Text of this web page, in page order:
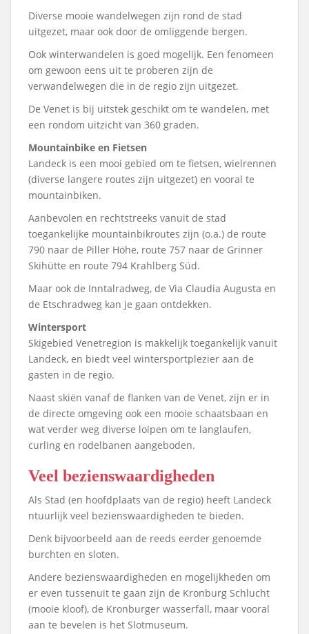
Diverse mooie wandelwegen zijn rond de stad
uitgezet, maar ook door de omliggende bergen.
Ook winterwandelen is goed mogelijk. Een fenomeen
om gewoon eens uit te proberen zijn de
verwandelwegen die in de regio zijn uitgezet.
De Venet is bij uitstek geschikt om te wandelen, met
een rondom uitzicht van 360 graden.
Mountainbike en Fietsen
Landeck is een mooi gebied om te fietsen, wielrennen
(diverse langere routes zijn uitgezet) en vooral te
mountainbiken.
Aanbevolen en rechtstreeks vanuit de stad
toegankelijke mountainbikroutes zijn (o.a.) de route
790 naar de Piller Höhe, route 757 naar de Grinner
Skihütte en route 794 Krahlberg Süd.
Maar ook de Inntalradweg, de Via Claudia Augusta en
de Etschradweg kan je gaan ontdekken.
Wintersport
Skigebied Venetregion is makkelijk toegankelijk vanuit
Landeck, en biedt veel wintersportplezier aan de
gasten in de regio.
Naast skiën vanaf de flanken van de Venet, zijn er in
de directe omgeving ook een mooie schaatsbaan en
wat verder weg diverse loipen om te langlaufen,
curling en rodelbanen aangeboden.
Veel bezienswaardigheden
Als Stad (en hoofdplaats van de regio) heeft Landeck
ntuurlijk veel bezienswaardigheden te bieden.
Denk bijvoorbeeld aan de reeds eerder genoemde
burchten en sloten.
Andere bezienswaardigheden en mogelijkheden om
er even tussenuit te gaan zijn de Kronburg Schlucht
(mooie kloof), de Kronburger wasserfall, maar vooral
aan te bevelen is het Slotmuseum.